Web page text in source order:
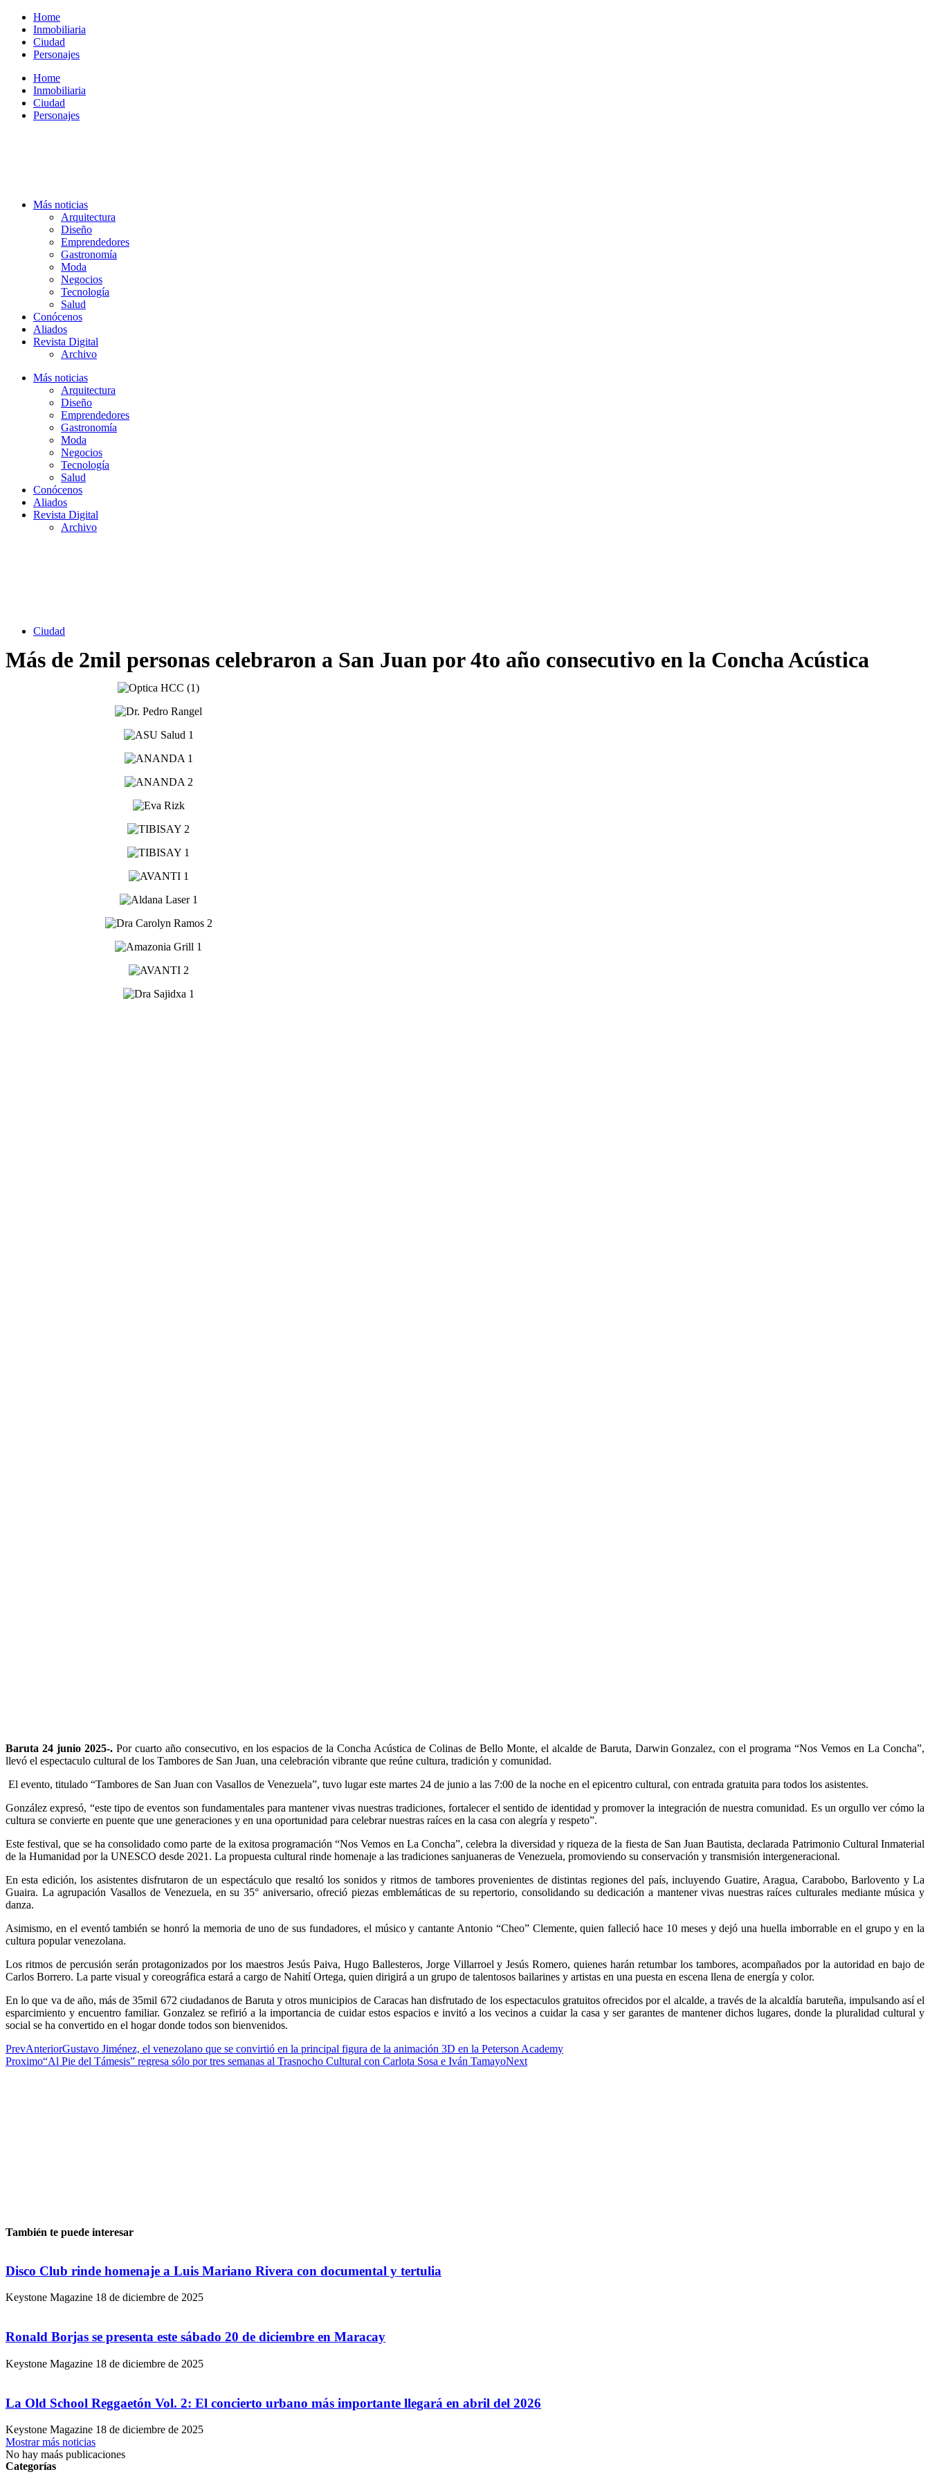
contenido
Home
Inmobiliaria
Ciudad
Personajes
Home
Inmobiliaria
Ciudad
Personajes
Más noticias
Arquitectura
Diseño
Emprendedores
Gastronomía
Moda
Negocios
Tecnología
Salud
Conócenos
Aliados
Revista Digital
Archivo
Más noticias
Arquitectura
Diseño
Emprendedores
Gastronomía
Moda
Negocios
Tecnología
Salud
Conócenos
Aliados
Revista Digital
Archivo
Ciudad
Más de 2mil personas celebraron a San Juan por 4to año consecutivo en la Concha Acústica
Baruta 24 junio 2025-.Por cuarto año consecutivo, en los espacios de la Concha Acústica de Colinas de Bello Monte, el alcalde de Baruta, Darwin Gonzalez, con el programa “Nos Vemos en La Concha”,
llevó el espectaculo cultural de los Tambores de San Juan, una celebración vibrante que reúne cultura, tradición y comunidad.
El evento, titulado “Tambores de San Juan con Vasallos de Venezuela”, tuvo lugar este martes 24 de junio a las 7:00 de la noche en el epicentro cultural, con entrada gratuita para todos los asistentes.
González expresó, “este tipo de eventos son fundamentales para mantener vivas nuestras tradiciones, fortalecer el sentido de identidad y promover la integración de nuestra comunidad. Es un orgullo ver cómo la
cultura se convierte en puente que une generaciones y en una oportunidad para celebrar nuestras raíces en la casa con alegría y respeto”.
Este festival, que se ha consolidado como parte de la exitosa programación “Nos Vemos en La Concha”, celebra la diversidad y riqueza de la fiesta de San Juan Bautista, declarada Patrimonio Cultural Inmaterial
de la Humanidad por la UNESCO desde 2021. La propuesta cultural rinde homenaje a las tradiciones sanjuaneras de Venezuela, promoviendo su conservación y transmisión intergeneracional.
En esta edición, los asistentes disfrutaron de un espectáculo que resaltó los sonidos y ritmos de tambores provenientes de distintas regiones del país, incluyendo Guatire, Aragua, Carabobo, Barlovento y La
Guaira. La agrupación Vasallos de Venezuela, en su 35° aniversario, ofreció piezas emblemáticas de su repertorio, consolidando su dedicación a mantener vivas nuestras raíces culturales mediante música y
danza.
Asimismo, en el eventó también se honró la memoria de uno de sus fundadores, el músico y cantante Antonio “Cheo” Clemente, quien falleció hace 10 meses y dejó una huella imborrable en el grupo y en la
cultura popular venezolana.
Los ritmos de percusión serán protagonizados por los maestros Jesús Paiva, Hugo Ballesteros, Jorge Villarroel y Jesús Romero, quienes harán retumbar los tambores, acompañados por la autoridad en bajo de
Carlos Borrero. La parte visual y coreográfica estará a cargo de Nahití Ortega, quien dirigirá a un grupo de talentosos bailarines y artistas en una puesta en escena llena de energía y color.
En lo que va de año, más de 35mil 672 ciudadanos de Baruta y otros municipios de Caracas han disfrutado de los espectaculos gratuitos ofrecidos por el alcalde, a través de la alcaldía baruteña, impulsando así el
esparcimiento y encuentro familiar. Gonzalez se refirió a la importancia de cuidar estos espacios e invitó a los vecinos a cuidar la casa y ser garantes de mantener dichos lugares, donde la pluralidad cultural y
social se ha convertido en el hogar donde todos son bienvenidos.
PrevAnteriorGustavo Jiménez, el venezolano que se convirtió en la principal figura de la animación 3D en la Peterson Academy
Proximo“Al Pie del Támesis” regresa sólo por tres semanas al Trasnocho Cultural con Carlota Sosa e Iván TamayoNext
También te puede interesar
Disco Club rinde homenaje a Luis Mariano Rivera con documental y tertulia
Keystone Magazine 18 de diciembre de 2025
Ronald Borjas se presenta este sábado 20 de diciembre en Maracay
Keystone Magazine 18 de diciembre de 2025
La Old School Reggaetón Vol. 2: El concierto urbano más importante llegará en abril del 2026
Keystone Magazine 18 de diciembre de 2025
Mostrar más noticias
No hay maás publicaciones
Categorías